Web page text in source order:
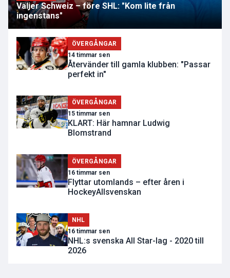
Väljer Schweiz – före SHL: "Kom lite från
ingenstans"
ÖVERGÅNGAR
14 timmar sen
Återvänder till gamla klubben: "Passar
perfekt in"
ÖVERGÅNGAR
15 timmar sen
KLART: Här hamnar Ludwig
Blomstrand
ÖVERGÅNGAR
16 timmar sen
Flyttar utomlands – efter åren i
HockeyAllsvenskan
NHL
16 timmar sen
NHL:s svenska All Star-lag - 2020 till
2026